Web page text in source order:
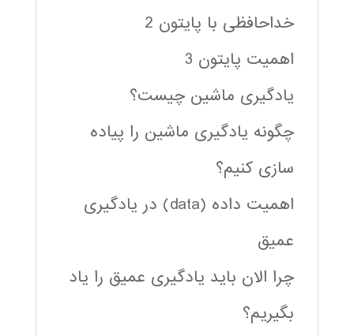
خداحافظی با پایتون 2
اهمیت پایتون 3
یادگیری ماشین چیست؟
چگونه یادگیری ماشین را پیاده
سازی کنیم؟
اهمیت داده (data) در یادگیری
عمیق
چرا الان باید یادگیری عمیق را یاد
بگیریم؟